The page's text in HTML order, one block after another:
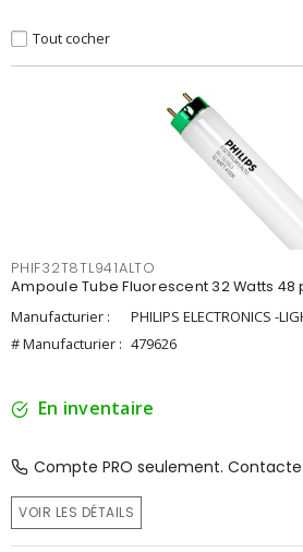
Tout cocher
PHIF32T8TL941ALTO
Ampoule Tube Fluorescent 32 Watts 48
Manufacturier :
PHILIPS ELECTRONICS -
# Manufacturier : 479626
En inventaire
Compte PRO seulement.
VOIR LES DÉTAILS